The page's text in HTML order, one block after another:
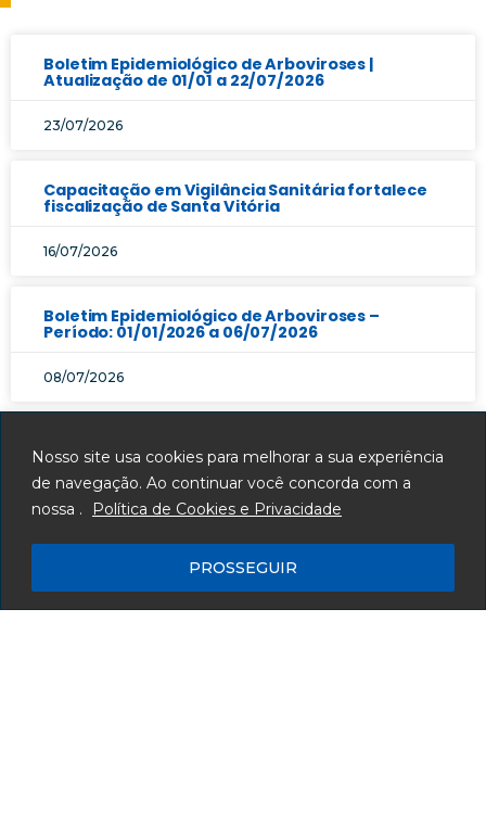
Nosso site usa cookies para melhorar a sua experiência
de navegação. Ao continuar você concorda com a
nossa .
Política de Cookies e Privacidade
PROSSEGUIR
Boletim Epidemiológico de Arboviroses |
Atualização de 01/01 a 22/07/2026
23/07/2026
Capacitação em Vigilância Sanitária fortalece
fiscalização de Santa Vitória
16/07/2026
Boletim Epidemiológico de Arboviroses –
Período: 01/01/2026 a 06/07/2026
08/07/2026